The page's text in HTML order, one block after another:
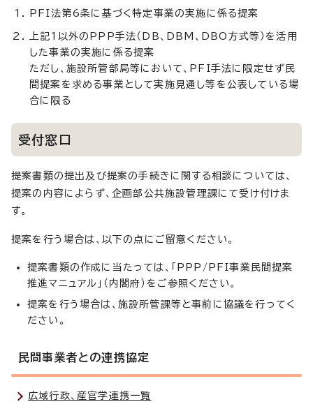
PFI法第6条に基づく特定事業の実施に係る提案
上記1以外のPPP手法（DB、DBM、DBO方式等）を活用
した事業の実施に係る提案
ただし、施設所管部局等において、PFI手法に限定せず民
間提案を求める事業として実施見通し等を公表している場
合に限る
受付窓口
提案書類の提出及び提案の手続きに関する相談については、
提案の内容によらず、企画部公共施設管理課にて受け付けま
す。
提案を行う場合は、以下の点にご留意ください。
提案書類の作成に当たっては、「PPP/PFI事業民間提案
推進マニュアル」（内閣府）をご参照ください。
提案を行う場合は、施設所管課等と事前に協議を行ってく
ださい。
民間事業者との連携協定
広域行政、産官学連携一覧